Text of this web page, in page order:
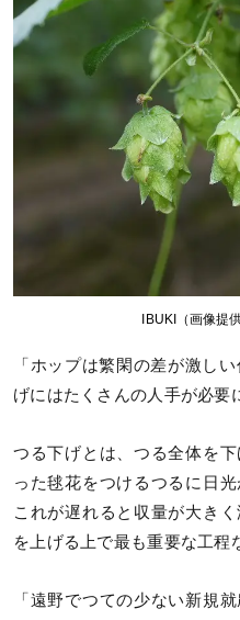
IBUKI（画像提
「ホップは繁閑の差が激し
げにはたくさんの人手が必要
つる下げとは、つる全体を
った毬花をつけるつるに日
これが遅れると収量が大き
を上げる上で最も重要な工程
「遠野でつての少ない新規